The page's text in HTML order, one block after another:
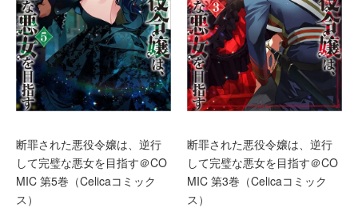
断罪された悪役令嬢は、逆行
して完璧な悪女を目指す＠CO
MIC 第5巻（Celicaコミック
ス）
断罪された悪役令嬢は、逆行
して完璧な悪女を目指す＠CO
MIC 第3巻（Celicaコミック
ス）